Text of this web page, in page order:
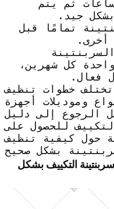
ثم يتم
جيد.
تمامًا قبل
أخرى.
كل شهرين،
فعال.
خطوات تنظيف
وموديلات أجهزة
الرجوع إلى دليل
للحصول على
حول كيفية تنظيف
التكييف بشكل